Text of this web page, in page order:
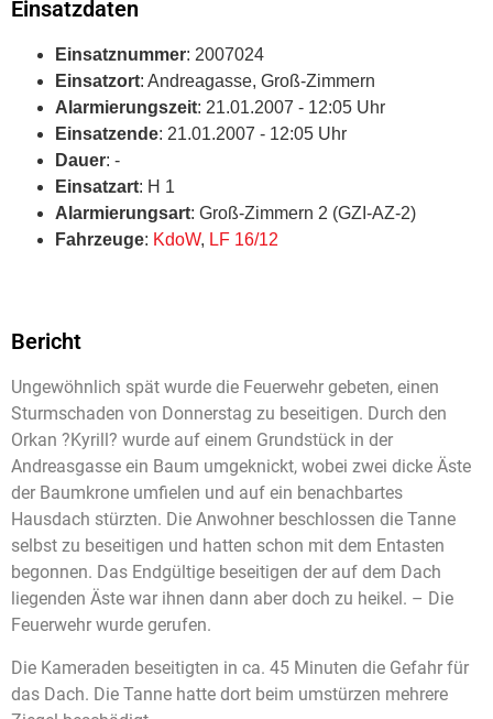
Einsatzdaten
Einsatznummer: 2007024
Einsatzort: Andreagasse, Groß-Zimmern
Alarmierungszeit: 21.01.2007 - 12:05 Uhr
Einsatzende: 21.01.2007 - 12:05 Uhr
Dauer: -
Einsatzart: H 1
Alarmierungsart: Groß-Zimmern 2 (GZI-AZ-2)
Fahrzeuge: KdoW, LF 16/12
Bericht
Ungewöhnlich spät wurde die Feuerwehr gebeten, einen
Sturmschaden von Donnerstag zu beseitigen. Durch den
Orkan ?Kyrill? wurde auf einem Grundstück in der
Andreasgasse ein Baum umgeknickt, wobei zwei dicke Äste
der Baumkrone umfielen und auf ein benachbartes
Hausdach stürzten. Die Anwohner beschlossen die Tanne
selbst zu beseitigen und hatten schon mit dem Entasten
begonnen. Das Endgültige beseitigen der auf dem Dach
liegenden Äste war ihnen dann aber doch zu heikel. – Die
Feuerwehr wurde gerufen.
Die Kameraden beseitigten in ca. 45 Minuten die Gefahr für
das Dach. Die Tanne hatte dort beim umstürzen mehrere